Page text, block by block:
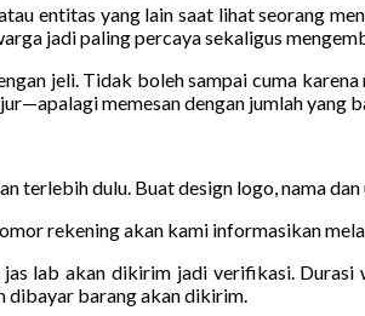
entitas yang lain saat lihat seorang
jadi paling percaya sekaligus
jeli. Tidak boleh sampai cuma
memesan dengan jumlah
terlebih dulu. Buat design logo, nama
rekening akan kami informasikan
lab akan dikirim jadi verifikasi.
dibayar barang akan dikirim.